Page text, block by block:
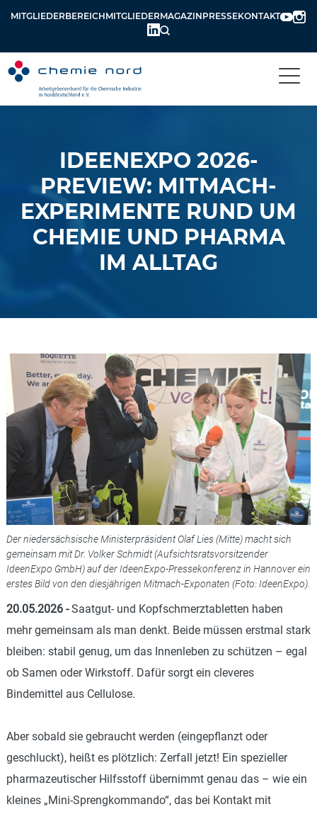
MITGLIEDERBEREICHMITGLIEDERMAGAZINPRESSEKONTAKT
IDEENEXPO 2026-
PREVIEW: MITMACH-
EXPERIMENTE RUND UM
CHEMIE UND PHARMA
IM ALLTAG
Der niedersächsische Ministerpräsident Olaf Lies (Mitte) macht sich
gemeinsam mit Dr. Volker Schmidt (Aufsichtsratsvorsitzender
IdeenExpo GmbH) auf der IdeenExpo-Pressekonferenz in Hannover ein
erstes Bild von den diesjährigen Mitmach-Exponaten (Foto: IdeenExpo).
20.05.2026 - Saatgut- und Kopfschmerztabletten haben
mehr gemeinsam als man denkt. Beide müssen erstmal stark
bleiben: stabil genug, um das Innenleben zu schützen – egal
ob Samen oder Wirkstoff. Dafür sorgt ein cleveres
Bindemittel aus Cellulose.
Aber sobald sie gebraucht werden (eingepflanzt oder
geschluckt), heißt es plötzlich: Zerfall jetzt! Ein spezieller
pharmazeutischer Hilfsstoff übernimmt genau das – wie ein
kleines „Mini-Sprengkommando“, das bei Kontakt mit